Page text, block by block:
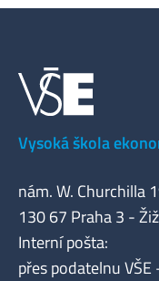
Vysoká škola
nám. W. Churchilla
130 67 Praha 3 -
Interní pošta:
přes podatelnu VŠE